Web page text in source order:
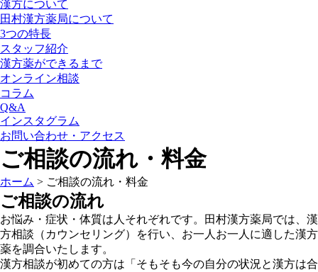
漢方について
田村漢方薬局について
3つの特長
スタッフ紹介
漢方薬ができるまで
オンライン相談
コラム
Q&A
インスタグラム
お問い合わせ・アクセス
ご相談の流れ・料金
ホーム > ご相談の流れ・料金
ご相談の流れ
お悩み・症状・体質は人それぞれです。田村漢方薬局では、漢
方相談（カウンセリング）を行い、お一人お一人に適した漢方
薬を調合いたします。
漢方相談が初めての方は「そもそも今の自分の状況と漢方は合